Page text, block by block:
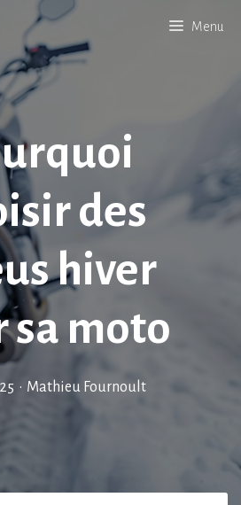
Menu
des
hiver
sa moto
• Mathieu Fournoult